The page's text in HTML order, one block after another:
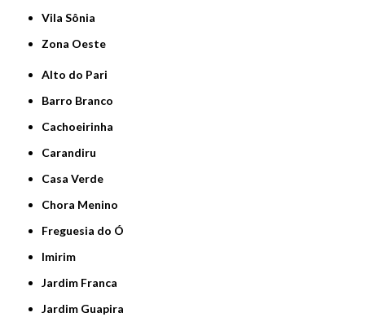
Vila Sônia
Zona Oeste
Alto do Pari
Barro Branco
Cachoeirinha
Carandiru
Casa Verde
Chora Menino
Freguesia do Ó
Imirim
Jardim Franca
Jardim Guapira